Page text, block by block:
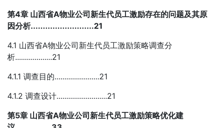
第4章 山西省A物业公司新生代员工激励存在的问题及其原
因分析..........................21
4.1 山西省A物业公司新生代员工激励策略调查分
析...................21
4.1.1 调查目的.......................21
4.1.2 调查设计..........................21
第5章 山西省A物业公司新生代员工激励策略优化建